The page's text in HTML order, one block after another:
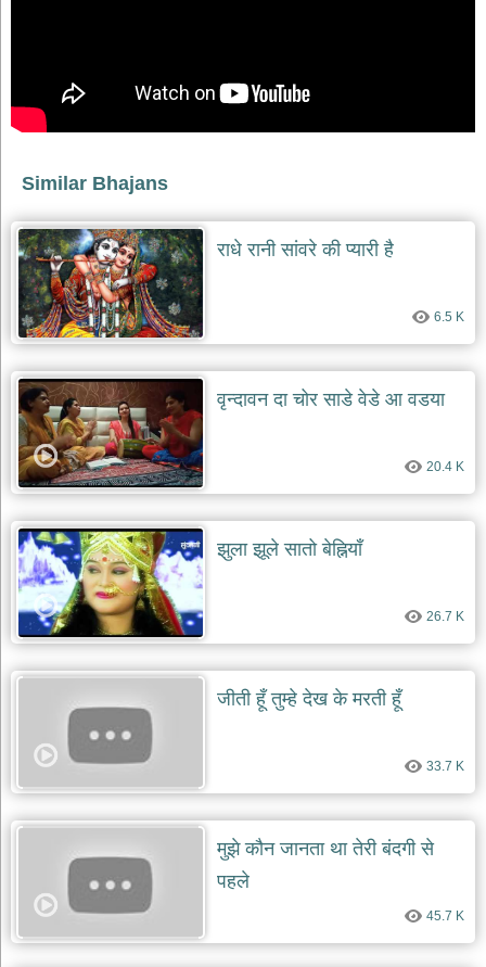
भजन
gurudev
bhajans
भजन
bhajans
विष्णु
भजन
vishnu
bhajans
बालक
नाथ
भजन
baba
balak
nath
bhajans
देश
भक्ति
भजन
patriotic
bhajans
खाटू
श्याम
रानी
सती
दादी
bhajans
बावा
Similar Bhajans
राधे रानी सांवरे की प्यारी है
6.5 K
वृन्दावन दा चोर साडे वेडे आ वडया
20.4 K
झुला झूले सातो बेह्नियाँ
26.7 K
जीती हूँ तुम्हे देख के मरती हूँ
33.7 K
मुझे कौन जानता था तेरी बंदगी से
पहले
45.7 K